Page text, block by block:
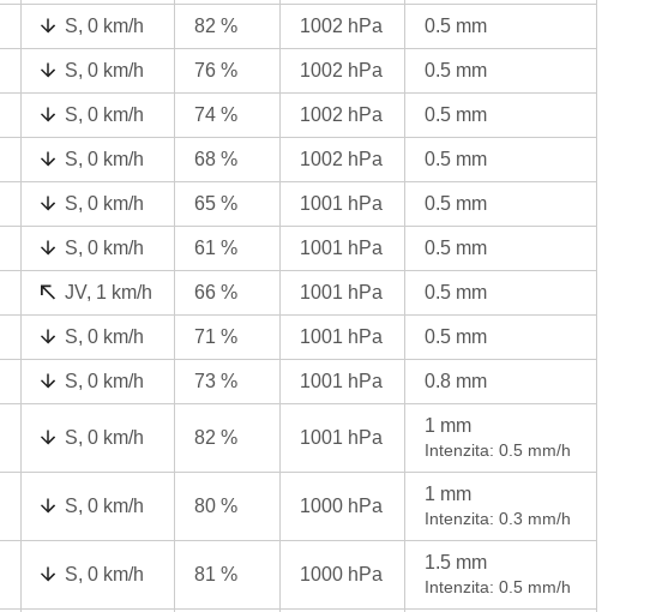
S, 0 km/h 82 % 1002 hPa 0.5 mm
S, 0 km/h 76 % 1002 hPa 0.5 mm
S, 0 km/h 74 % 1002 hPa 0.5 mm
S, 0 km/h 68 % 1002 hPa 0.5 mm
S, 0 km/h 65 % 1001 hPa 0.5 mm
S, 0 km/h 61 % 1001 hPa 0.5 mm
JV, 1 km/h 66 % 1001 hPa 0.5 mm
S, 0 km/h 71 % 1001 hPa 0.5 mm
S, 0 km/h 73 % 1001 hPa 0.8 mm
S, 0 km/h 82 % 1001 hPa
1 mm
Intenzita: 0.5 mm/h
S, 0 km/h 80 % 1000 hPa
1 mm
Intenzita: 0.3 mm/h
S, 0 km/h 81 % 1000 hPa
1.5 mm
Intenzita: 0.5 mm/h